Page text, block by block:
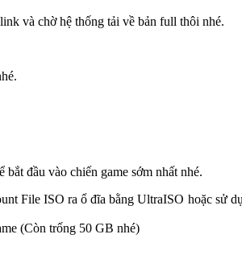
và chờ hệ thống tải về bản full thôi nhé.
đầu vào chiến game sớm nhất nhé.
File ISO ra ổ đĩa bằng UltraISO hoặc sử
(Còn trống 50 GB nhé)